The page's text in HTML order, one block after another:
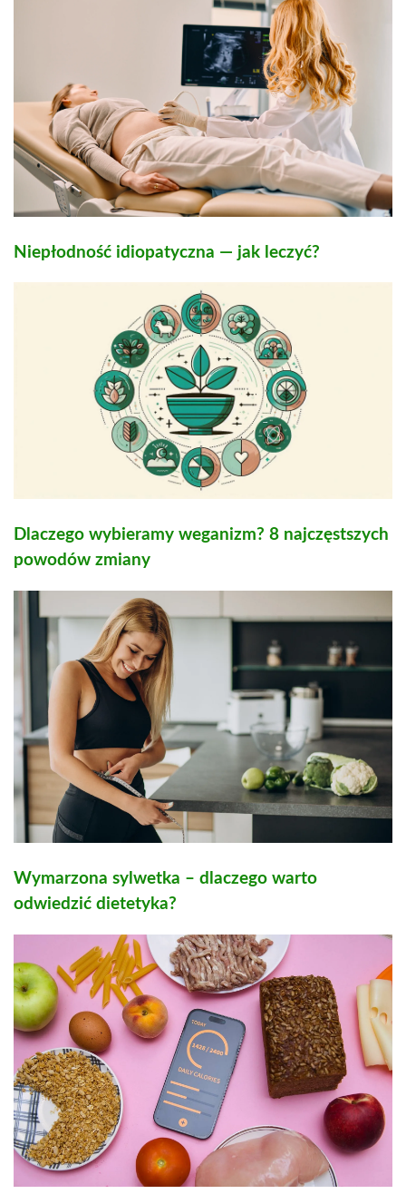
Niepłodność idiopatyczna — jak leczyć?
Dlaczego wybieramy weganizm? 8 najczęstszych
powodów zmiany
Wymarzona sylwetka – dlaczego warto
odwiedzić dietetyka?